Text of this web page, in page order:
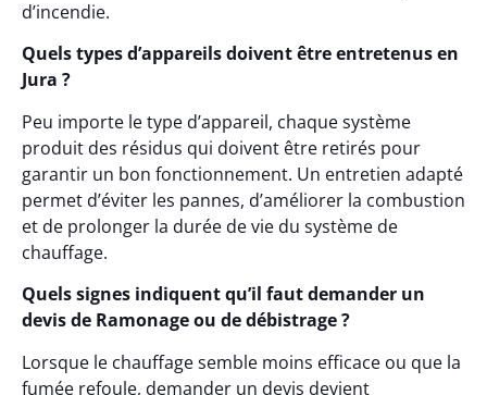
d’incendie.
Quels types d’appareils doivent être entretenus en
Jura ?
Peu importe le type d’appareil, chaque système
produit des résidus qui doivent être retirés pour
garantir un bon fonctionnement. Un entretien adapté
permet d’éviter les pannes, d’améliorer la combustion
et de prolonger la durée de vie du système de
chauffage.
Quels signes indiquent qu’il faut demander un
devis de Ramonage ou de débistrage ?
Lorsque le chauffage semble moins efficace ou que la
fumée refoule, demander un devis devient